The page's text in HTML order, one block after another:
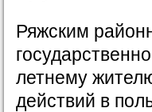
Ряжским
летнему
действий в